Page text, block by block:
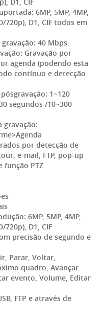
6MP, 5MP, 4MP,
720p), D1, CIF todos em
40 Mbps
Gravação por
agenda (podendo esta
contínuo e detecção
1~120
segundos /10~300
gravação:
por detecção de
e-mail, FTP, pop-up
função PTZ
6MP, 5MP, 4MP,
720p), D1, CIF
precisão de segundo e
Parar, Voltar,
quadro, Avançar
evento, Volume, Editar
FTP e através de